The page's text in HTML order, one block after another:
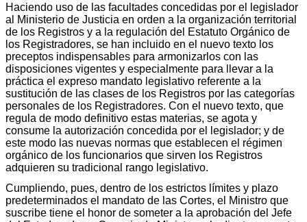
Haciendo uso de las facultades concedidas por el legislador
al Ministerio de Justicia en orden a la organización territorial
de los Registros y a la regulación del Estatuto Orgánico de
los Registradores, se han incluido en el nuevo texto los
preceptos indispensables para armonizarlos con las
disposiciones vigentes y especialmente para llevar a la
práctica el expreso mandato legislativo referente a la
sustitución de las clases de los Registros por las categorías
personales de los Registradores. Con el nuevo texto, que
regula de modo definitivo estas materias, se agota y
consume la autorización concedida por el legislador; y de
este modo las nuevas normas que establecen el régimen
orgánico de los funcionarios que sirven los Registros
adquieren su tradicional rango legislativo.
Cumpliendo, pues, dentro de los estrictos límites y plazo
predeterminados el mandato de las Cortes, el Ministro que
suscribe tiene el honor de someter a la aprobación del Jefe